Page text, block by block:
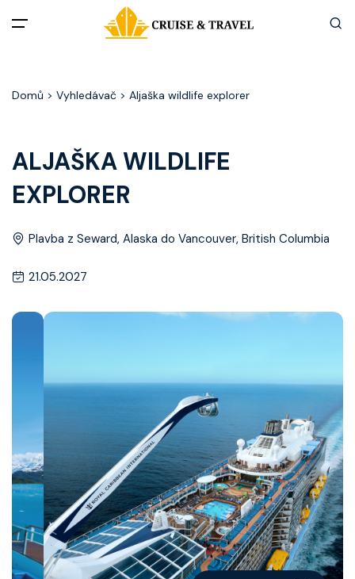
Akční nabídky
Destinace
Zážitky z plaveb
Užitečné informace
Často kladené otázky
Články
Vyhledat plavbu
Domů > Vyhledávač > Aljaška wildlife explorer
ALJAŠKA WILDLIFE
EXPLORER
Plavba z Seward, Alaska do Vancouver, British Columbia
21.05.2027